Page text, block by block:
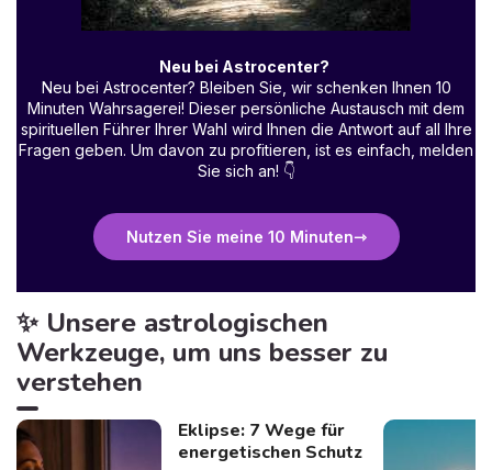
Neu bei Astrocenter?
Neu bei Astrocenter? Bleiben Sie, wir schenken Ihnen 10
Minuten Wahrsagerei! Dieser persönliche Austausch mit dem
spirituellen Führer Ihrer Wahl wird Ihnen die Antwort auf all Ihre
Fragen geben. Um davon zu profitieren, ist es einfach, melden
Sie sich an! 👇
Nutzen Sie meine 10 Minuten
✨ Unsere astrologischen
Werkzeuge, um uns besser zu
verstehen
Eklipse: 7 Wege für
energetischen Schutz